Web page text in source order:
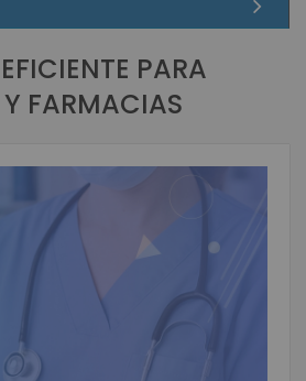
PARA
FARMACIAS